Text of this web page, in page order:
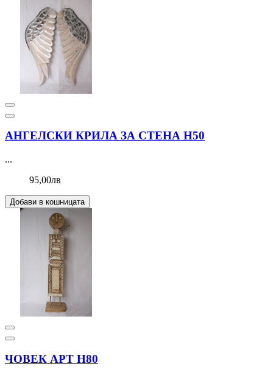
АНГЕЛСКИ КРИЛА ЗА СТЕНА Н50
...
95,00лв
Добави в кошницата
ЧОВЕК АРТ Н80